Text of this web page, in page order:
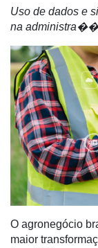
Agricultura
Precisão
Automação
e
Robótica
Conectividade
Dados
Análise
E-
Commerce
Uso de dados e
na
O agronegócio
maior